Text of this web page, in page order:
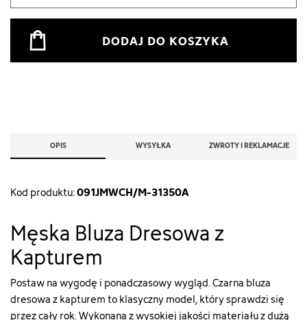
DODAJ DO KOSZYKA
OPIS WYSYŁKA ZWROTY I REKLAMACJE
Kod produktu:091JMWCH/M-31350A
Męska Bluza Dresowa z
Kapturem
Postaw na wygodę i ponadczasowy wygląd. Czarna bluza
dresowa z kapturem to klasyczny model, który sprawdzi się
przez cały rok. Wykonana z wysokiej jakości materiału z dużą